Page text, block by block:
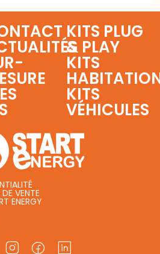
VENTE
ENERGY
KITS PLUG
& PLAY
KITS
KITS
VÉHICULES